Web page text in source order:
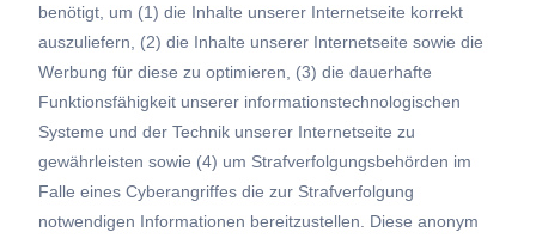
benötigt, um (1) die Inhalte unserer Internetseite korrekt
auszuliefern, (2) die Inhalte unserer Internetseite sowie die
Werbung für diese zu optimieren, (3) die dauerhafte
Funktionsfähigkeit unserer informationstechnologischen
Systeme und der Technik unserer Internetseite zu
gewährleisten sowie (4) um Strafverfolgungsbehörden im
Falle eines Cyberangriffes die zur Strafverfolgung
notwendigen Informationen bereitzustellen. Diese anonym